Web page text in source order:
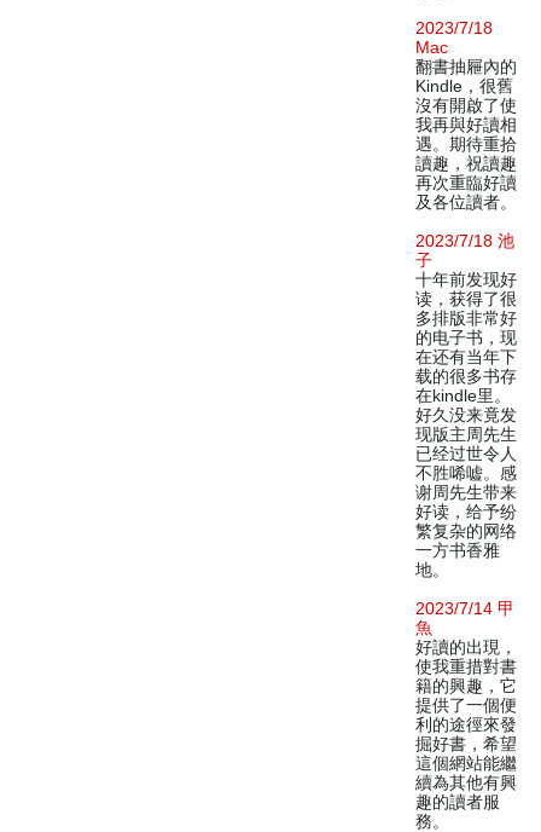
2023/7/18
Mac
翻書抽屜內的
Kindle，很舊
沒有開啟了使
我再與好讀相
遇。期待重拾
讀趣，祝讀趣
再次重臨好讀
及各位讀者。
2023/7/18 池
子
十年前发现好
读，获得了很
多排版非常好
的电子书，现
在还有当年下
载的很多书存
在kindle里。
好久没来竟发
现版主周先生
已经过世令人
不胜唏嘘。感
谢周先生带来
好读，给予纷
繁复杂的网络
一方书香雅
地。
2023/7/14 甲
魚
好讀的出現，
使我重措對書
籍的興趣，它
提供了一個便
利的途徑來發
掘好書，希望
這個網站能繼
續為其他有興
趣的讀者服
務。